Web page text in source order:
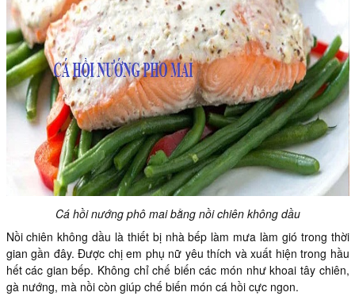
Cá hồi nướng phô mai bằng nồi chiên không dầu
Nồi chiên không dầu là thiết bị nhà bếp làm mưa làm gió trong thời
gian gần đây. Được chị em phụ nữ yêu thích và xuất hiện trong hầu
hết các gian bếp. Không chỉ chế biến các món như khoai tây chiên,
gà nướng, mà nồi còn giúp chế biến món cá hồi cực ngon.